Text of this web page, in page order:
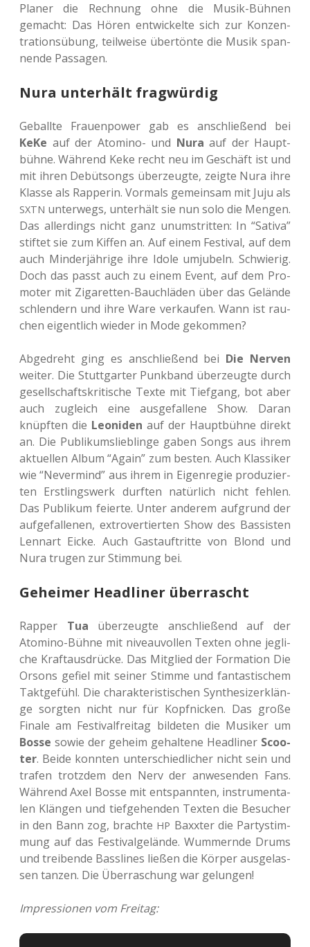
Planer die Rech­nung ohne die Musik-Bühnen
gemacht: Das Hören ent­wi­ckel­te sich zur Kon­zen­
tra­ti­ons­übung, teil­wei­se über­tön­te die Musik span­
nen­de Passagen.
Nura unterhält fragwürdig
Geball­te Frau­en­power gab es anschlie­ßend bei
KeKe auf der Atomi­no- und Nura auf der Haupt­
büh­ne. Wäh­rend Keke recht neu im Geschäft ist und
mit ihren Debüt­songs über­zeug­te, zeigte Nura ihre
Klasse als Rap­pe­rin. Vor­mals gemein­sam mit Juju als
SXTN unter­wegs, unter­hält sie nun solo die Mengen.
Das aller­dings nicht ganz unum­strit­ten: In “Sativa”
stif­tet sie zum Kiffen an. Auf einem Fes­ti­val, auf dem
auch Min­der­jäh­ri­ge ihre Idole umju­beln. Schwie­rig.
Doch das passt auch zu einem Event, auf dem Pro­
mo­ter mit Ziga­ret­ten-Bauch­lä­den über das Gelän­de
schlen­dern und ihre Ware ver­kau­fen. Wann ist rau­
chen eigent­lich wieder in Mode gekommen?
Abge­dreht ging es anschlie­ßend bei Die Nerven
weiter. Die Stutt­gar­ter Punk­band über­zeug­te durch
gesell­schafts­kri­ti­sche Texte mit Tief­gang, bot aber
auch zugleich eine aus­ge­fal­le­ne Show. Daran
knüpf­ten die Leo­ni­den auf der Haupt­büh­ne direkt
an. Die Publi­kums­lieb­lin­ge gaben Songs aus ihrem
aktu­el­len Album “Again” zum besten. Auch Klas­si­ker
wie “Never­mind” aus ihrem in Eigen­re­gie pro­du­zier­
ten Erst­lings­werk durf­ten natür­lich nicht fehlen.
Das Publi­kum fei­er­te. Unter ande­rem auf­grund der
auf­ge­fal­le­nen, extro­ver­tier­ten Show des Bas­sis­ten
Lenn­art Eicke. Auch Gast­auf­trit­te von Blond und
Nura trugen zur Stim­mung bei.
Geheimer Headliner überrascht
Rapper Tua über­zeug­te anschlie­ßend auf der
Atomi­no-Bühne mit niveau­vol­len Texten ohne jeg­li­
che Kraft­aus­drü­cke. Das Mit­glied der For­ma­ti­on Die
Orsons gefiel mit seiner Stimme und fan­tas­ti­schem
Takt­ge­fühl. Die cha­rak­te­ris­ti­schen Syn­the­si­zer­klän­
ge sorg­ten nicht nur für Kopf­ni­cken. Das große
Finale am Fes­ti­val­frei­tag bil­de­ten die Musi­ker um
Bosse sowie der geheim gehal­te­ne Head­li­ner Scoo­
ter. Beide konn­ten unter­schied­li­cher nicht sein und
trafen trotz­dem den Nerv der anwe­sen­den Fans.
Wäh­rend Axel Bosse mit ent­spann­ten, instru­men­ta­
len Klän­gen und tief­ge­hen­den Texten die Besu­cher
in den Bann zog, brach­te HP Baxx­ter die Par­ty­stim­
mung auf das Fes­ti­val­ge­län­de. Wum­mern­de Drums
und trei­ben­de Bass­li­nes ließen die Körper aus­ge­las­
sen tanzen. Die Über­ra­schung war gelungen!
Impres­sio­nen vom Freitag: